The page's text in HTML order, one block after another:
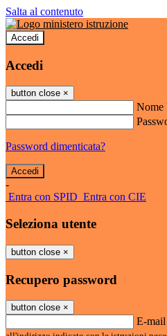
Salta al contenuto
Accedi
Accedi
button close ×
Nome
Password dimenticata?
-
Entra con SPID Entra con CIE
Seleziona utente
button close ×
Recupero password
button close ×
E-mail